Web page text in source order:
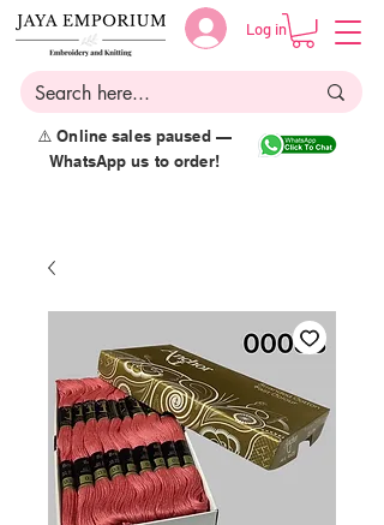
Log in
⚠️ Online sales paused —
WhatsApp us to order!